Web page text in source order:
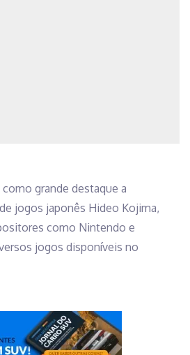
grande destaque a
jogos japonês Hideo Kojima,
como Nintendo e
jogos disponíveis no